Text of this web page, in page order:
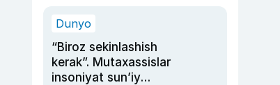
Dunyo
“Biroz sekinlashish
kerak”. Mutaxassislar
insoniyat sun’iy